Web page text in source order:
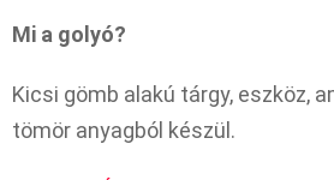
Mi a golyó?
Kicsi gömb alakú tárgy, eszköz,
tömör anyagból készül.